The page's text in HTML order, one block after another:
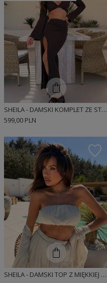
SHEILA - DAMSKI KOMPLET ZE STRUKTURALNEJ DZIANINY ZE ZŁOTĄ OZDOBĄ MAXI 'SORENNE'
599,00 PLN
SHEILA - DAMSKI TOP Z MIĘKKIEJ WISKOZY I LNU 'DIEGO'